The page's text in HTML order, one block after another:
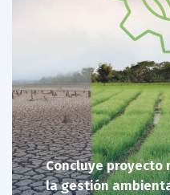
Concluye proyecto
la gestión